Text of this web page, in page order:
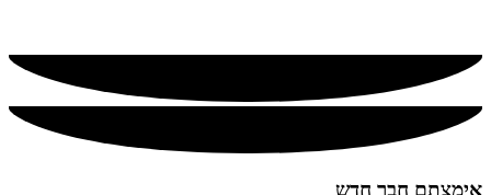
אימצתם חבר חדש